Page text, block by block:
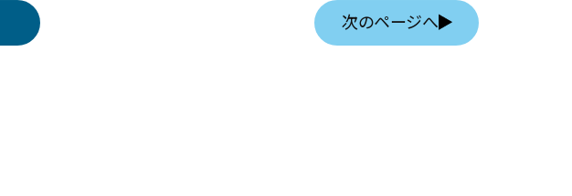
次のページへ